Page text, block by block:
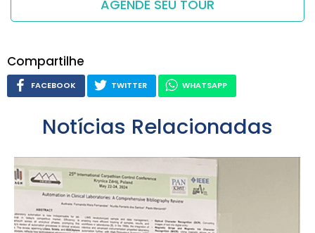
AGENDE SEU TOUR
Compartilhe
FACEBOOK TWITTER WHATSAPP
Notícias Relacionadas